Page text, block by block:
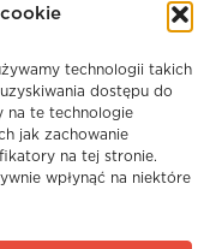
technologii takich
dostępu do
na te technologie
jak zachowanie
na tej stronie.
wpłynąć na niektóre